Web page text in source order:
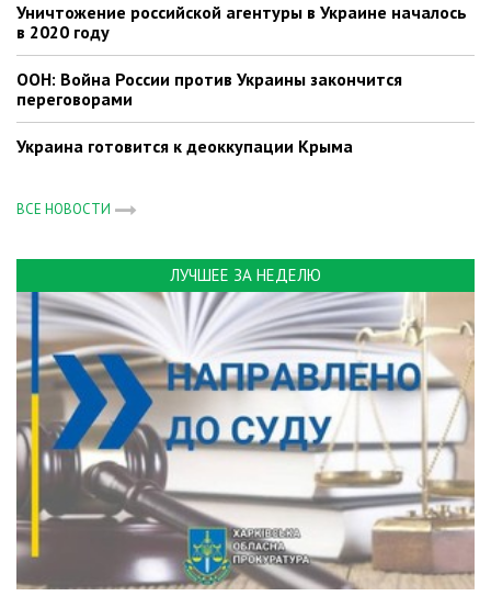
Уничтожение российской агентуры в Украине началось
в 2020 году
ООН: Война России против Украины закончится
переговорами
Украина готовится к деоккупации Крыма
ВСЕ НОВОСТИ
ЛУЧШЕЕ ЗА НЕДЕЛЮ